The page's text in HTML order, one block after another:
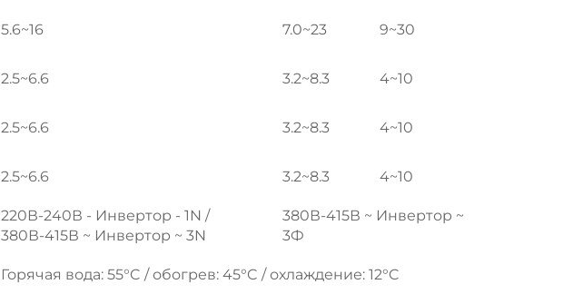
5.6~16 7.0~23 9~30
2.5~6.6 3.2~8.3 4~10
2.5~6.6 3.2~8.3 4~10
2.5~6.6 3.2~8.3 4~10
220В-240В - Инвертор - 1N /
380В-415В ~ Инвертор ~ 3N
380В-415В ~ Инвертор ~
3Ф
Горячая вода: 55°C / обогрев: 45°C / охлаждение: 12°C